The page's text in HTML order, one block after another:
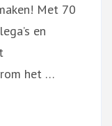
Met 70
en
het …